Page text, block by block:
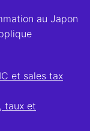
au Japon
et sales tax
taux et